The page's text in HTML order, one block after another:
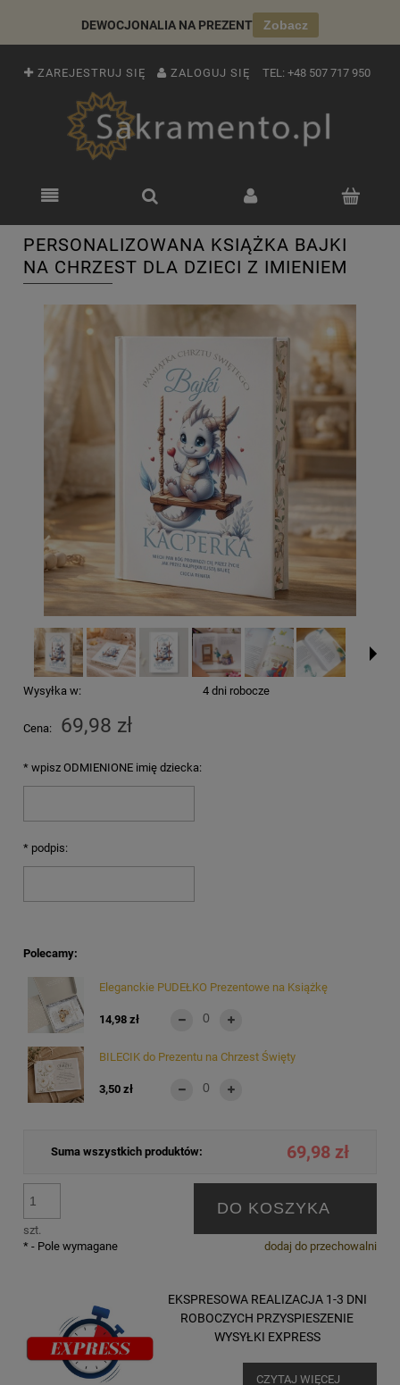
DEWOCJONALIA NA PREZENT Zobacz
ZAREJESTRUJ SIĘ ZALOGUJ SIĘ TEL: +48 507 717 950
PERSONALIZOWANA KSIĄŻKA BAJKI
NA CHRZEST DLA DZIECI Z IMIENIEM
Wysyłka w: 4 dni robocze
Cena: 69,98 zł
* wpisz ODMIENIONE imię dziecka:
* podpis:
Polecamy:
Eleganckie PUDEŁKO Prezentowe na Książkę
14,98 zł
BILECIK do Prezentu na Chrzest Święty
3,50 zł
Suma wszystkich produktów: 69,98 zł
szt.
DO KOSZYKA
dodaj do przechowalni
* - Pole wymagane
EKSPRESOWA REALIZACJA 1-3 DNI
ROBOCZYCH PRZYSPIESZENIE
WYSYŁKI EXPRESS
CZYTAJ WIĘCEJ